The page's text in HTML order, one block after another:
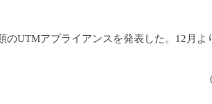
UTMアプライアンスを発表した。12月よ